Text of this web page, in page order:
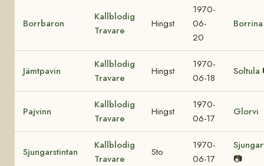
Borrbaron
Kallblodig
Travare
Hingst
1970-
06-
20
Borrina
Jämtpavin
Kallblodig
Travare
Hingst
1970-
06-18
Soltula
Pajvinn
Kallblodig
Travare
Hingst
1970-
06-17
Glorvi
Sjungarstintan
Kallblodig
Travare
Sto
1970-
06-17
📷